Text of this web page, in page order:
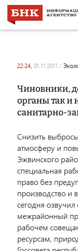
22:24, 01.11.2011 /
Чиновники,
органы так и
санитарно-
Снизить
атмосферу и
Эжвинского
специальная
право без
производство и
сегодня
межрайонный
рабочем
ресурсам,